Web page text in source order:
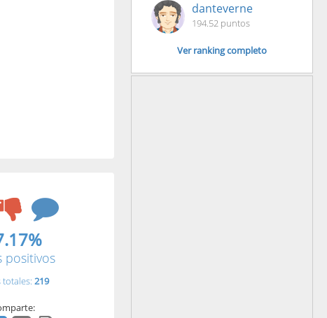
positivos
219
danteverne
194.52 puntos
Ver ranking completo